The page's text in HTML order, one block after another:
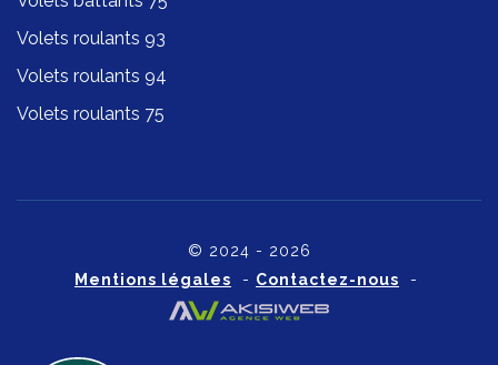
Volets roulants 93
Volets roulants 94
Volets roulants 75
© 2024 - 2026
Mentions légales - Contactez-nous -